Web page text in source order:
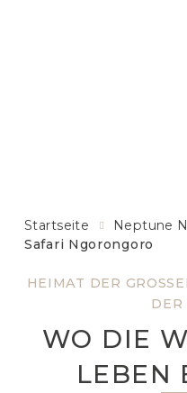
HEIMAT DER
DER
WO DIE
LEBEN
Startseite
Neptune
Safari Ngorongoro